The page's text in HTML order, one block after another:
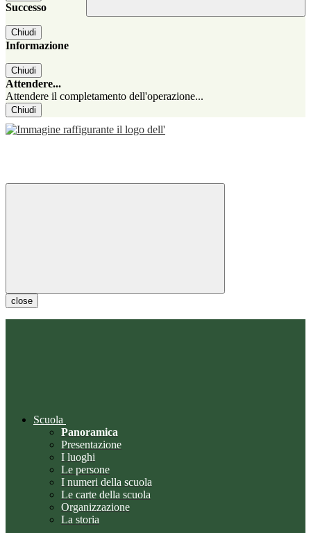
Successo
Chiudi
Informazione
Chiudi
Attendere...
Attendere il completamento dell'operazione...
Chiudi
close
Scuola
Panoramica
Presentazione
I luoghi
Le persone
I numeri della scuola
Le carte della scuola
Organizzazione
La storia